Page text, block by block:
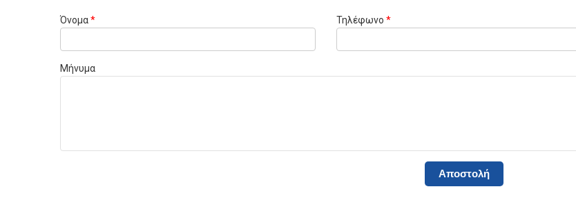
Όνομα* Τηλέφωνο *
Μήνυμα